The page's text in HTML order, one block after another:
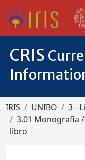
CRIS
IRIS UNIBO
3 -
3.01 Monografia
libro